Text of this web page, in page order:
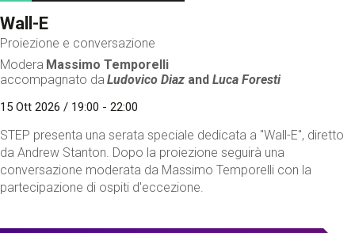
Wall-E
Proiezione e conversazione
Modera Massimo Temporelli
accompagnato da Ludovico Diaz andLuca Foresti
15 Ott 2026 / 19:00 - 22:00
STEP presenta una serata speciale dedicata a "Wall-E", diretto
da Andrew Stanton. Dopo la proiezione seguirà una
conversazione moderata da Massimo Temporelli con la
partecipazione di ospiti d'eccezione.